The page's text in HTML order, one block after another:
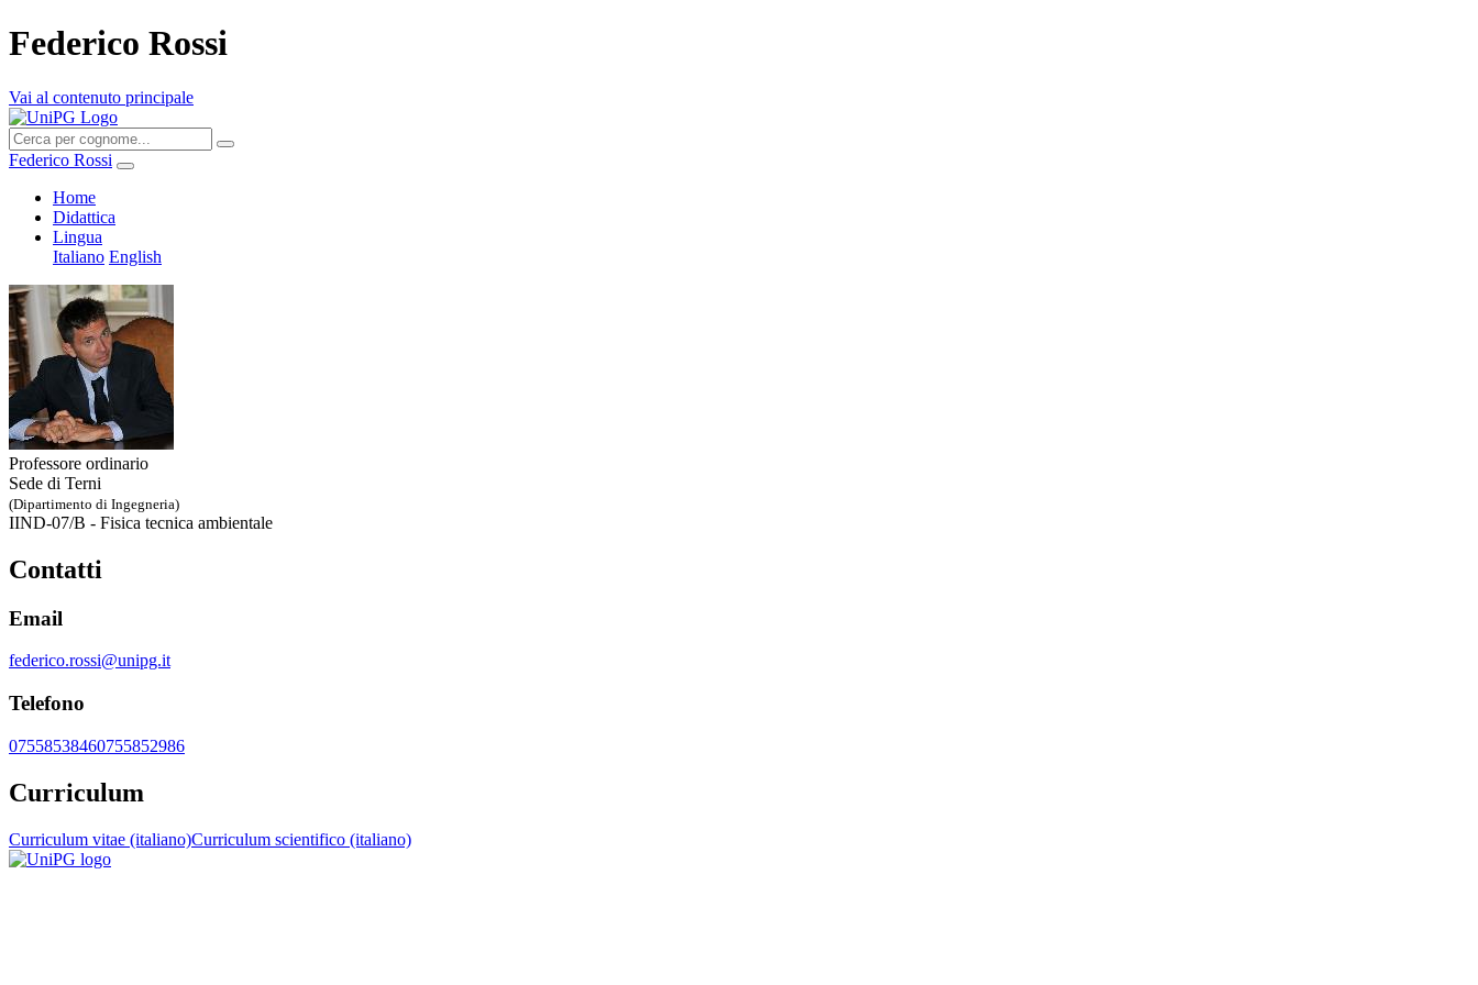
Federico Rossi
Vai al contenuto principale
Federico Rossi
Home
Didattica
Lingua
Italiano English
Professore ordinario
Sede di Terni
(Dipartimento di Ingegneria)
IIND-07/B - Fisica tecnica ambientale
Contatti
Email
federico.rossi@unipg.it
Telefono
07558538460755852986
Curriculum
Curriculum vitae (italiano)Curriculum scientifico (italiano)